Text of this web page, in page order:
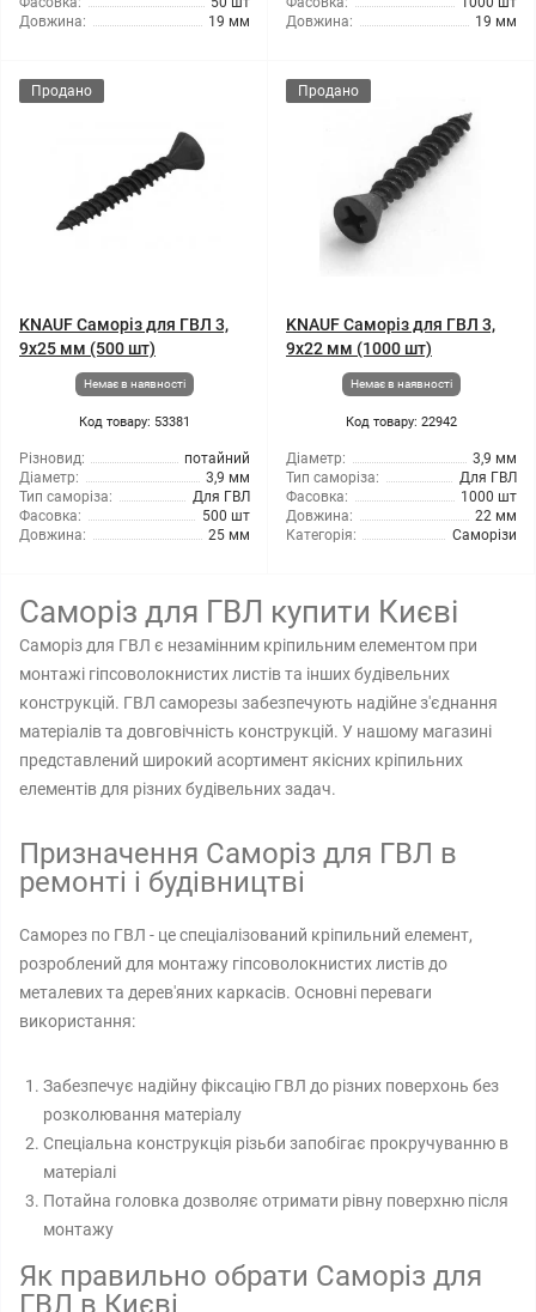
Довжина:
19 мм
Довжина:
19 мм
Продано
KNAUF Саморіз для ГВЛ 3,
9x25 мм (500 шт)
Немає в наявності
Код товару: 53381
Різновид:
потайний
Діаметр:
3,9 мм
Тип саморіза:
Для ГВЛ
Фасовка:
500 шт
Довжина:
25 мм
Продано
KNAUF Саморіз для ГВЛ 3,
9x22 мм (1000 шт)
Немає в наявності
Код товару: 22942
Діаметр:
3,9 мм
Тип саморіза:
Для ГВЛ
Фасовка:
1000 шт
Довжина:
22 мм
Категорія:
Саморізи
Саморіз для ГВЛ купити Києві
Саморіз для ГВЛ є незамінним кріпильним елементом при
монтажі гіпсоволокнистих листів та інших будівельних
конструкцій. ГВЛ саморезы забезпечують надійне з'єднання
матеріалів та довговічність конструкцій. У нашому магазині
представлений широкий асортимент якісних кріпильних
елементів для різних будівельних задач.
Призначення Саморіз для ГВЛ в
ремонті і будівництві
Саморез по ГВЛ - це спеціалізований кріпильний елемент,
розроблений для монтажу гіпсоволокнистих листів до
металевих та дерев'яних каркасів. Основні переваги
використання:
Забезпечує надійну фіксацію ГВЛ до різних поверхонь без
розколювання матеріалу
Спеціальна конструкція різьби запобігає прокручуванню в
матеріалі
Потайна головка дозволяє отримати рівну поверхню після
монтажу
Як правильно обрати Саморіз для
ГВЛ в Києві